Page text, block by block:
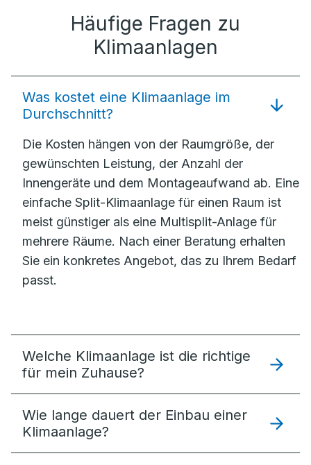
Häufige Fragen zu
Klimaanlagen
Was kostet eine Klimaanlage im
Durchschnitt?
Die Kosten hängen von der Raumgröße, der
gewünschten Leistung, der Anzahl der
Innengeräte und dem Montageaufwand ab. Eine
einfache Split-Klimaanlage für einen Raum ist
meist günstiger als eine Multisplit-Anlage für
mehrere Räume. Nach einer Beratung erhalten
Sie ein konkretes Angebot, das zu Ihrem Bedarf
passt.
Welche Klimaanlage ist die richtige
für mein Zuhause?
Wie lange dauert der Einbau einer
Klimaanlage?